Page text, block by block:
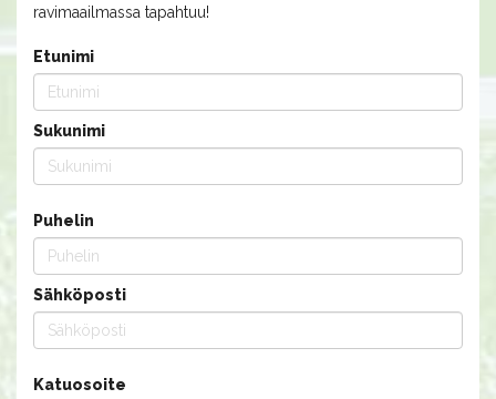
ravimaailmassa tapahtuu!
Etunimi
Sukunimi
Puhelin
Sähköposti
Katuosoite